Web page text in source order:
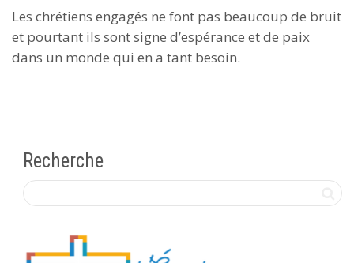
Les chrétiens engagés ne font pas beaucoup de bruit
et pourtant ils sont signe d’espérance et de paix
dans un monde qui en a tant besoin.
Recherche